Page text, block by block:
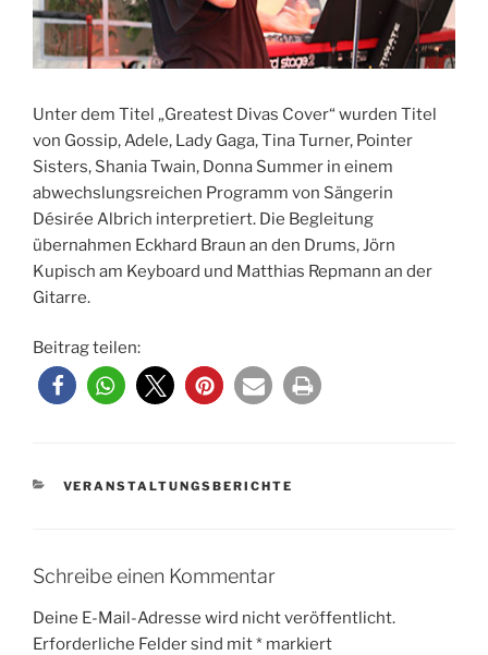
Unter dem Titel „Greatest Divas Cover“ wurden Titel
von Gossip, Adele, Lady Gaga, Tina Turner, Pointer
Sisters, Shania Twain, Donna Summer in einem
abwechslungsreichen Programm von Sängerin
Désirée Albrich interpretiert. Die Begleitung
übernahmen Eckhard Braun an den Drums, Jörn
Kupisch am Keyboard und Matthias Repmann an der
Gitarre.
Beitrag teilen:
KATEGORIEN
VERANSTALTUNGSBERICHTE
Schreibe einen Kommentar
Deine E-Mail-Adresse wird nicht veröffentlicht.
Erforderliche Felder sind mit* markiert